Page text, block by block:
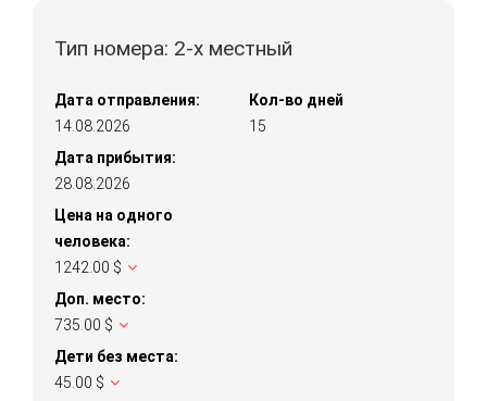
Тип номера: 2-х местный
Дата отправления:
14.08.2026
Кол-во дней
15
Дата прибытия:
28.08.2026
Цена на одного
человека:
1242.00 $
Доп. место:
735.00 $
Дети без места:
45.00 $